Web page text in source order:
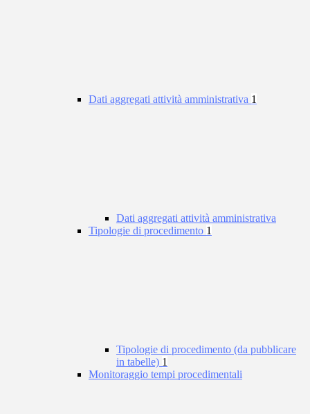
Dati aggregati attività amministrativa 1
Dati aggregati attività amministrativa
Tipologie di procedimento 1
Tipologie di procedimento (da pubblicare
in tabelle) 1
Monitoraggio tempi procedimentali